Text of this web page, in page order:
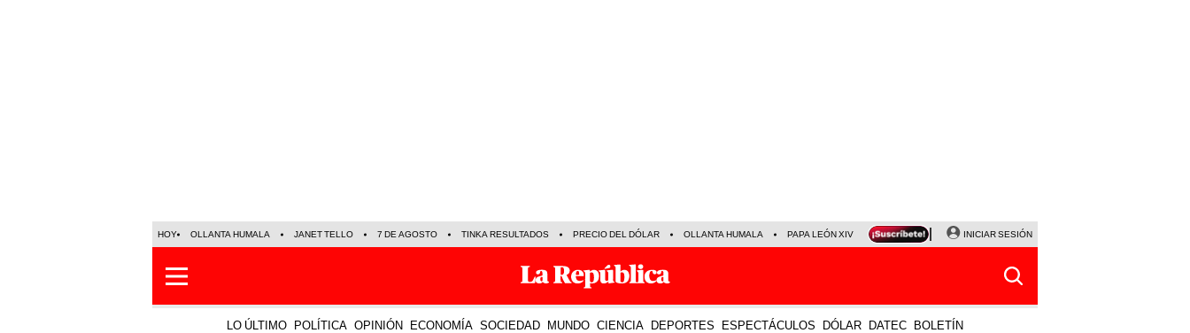
HOY OLLANTA HUMALA JANET TELLO 7 DE AGOSTO TINKA RESULTADOS PRECIO DEL DÓLAR OLLANTA HUMALA PAPA LEÓN XIV NALDY SALDAÑA LA BELLA LUZ
INICIAR SESIÓN
LO ÚLTIMO POLÍTICA OPINIÓN ECONOMÍA SOCIEDAD MUNDO CIENCIA DEPORTES ESPECTÁCULOS DÓLAR DATEC BOLETÍN